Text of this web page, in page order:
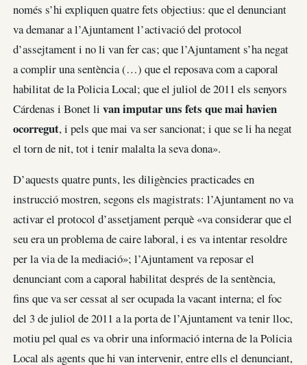
només s’hi expliquen quatre fets objectius: que el denunciant
va demanar a l’Ajuntament l’activació del protocol
d’assejtament i no li van fer cas; que l’Ajuntament s’ha negat
a complir una sentència (…) que el reposava com a caporal
habilitat de la Policia Local; que el juliol de 2011 els senyors
Cárdenas i Bonet li van imputar uns fets que mai havien
ocorregut, i pels que mai va ser sancionat; i que se li ha negat
el torn de nit, tot i tenir malalta la seva dona».
D’aquests quatre punts, les diligències practicades en
instrucció mostren, segons els magistrats: l’Ajuntament no va
activar el protocol d’assetjament perquè «va considerar que el
seu era un problema de caire laboral, i es va intentar resoldre
per la via de la mediació»; l’Ajuntament va reposar el
denunciant com a caporal habilitat després de la sentència,
fins que va ser cessat al ser ocupada la vacant interna; el foc
del 3 de juliol de 2011 a la porta de l’Ajuntament va tenir lloc,
motiu pel qual es va obrir una informació interna de la Policia
Local als agents que hi van intervenir, entre ells el denunciant,